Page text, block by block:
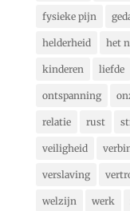
fysieke pijn
helderheid het
kinderen liefde
ontspanning
relatie rust
veiligheid
verslaving
welzijn werk